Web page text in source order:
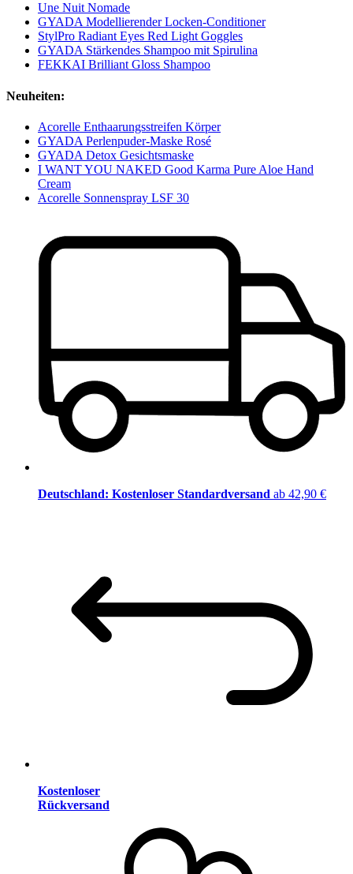
Une Nuit Nomade
GYADA Modellierender Locken-Conditioner
StylPro Radiant Eyes Red Light Goggles
GYADA Stärkendes Shampoo mit Spirulina
FEKKAI Brilliant Gloss Shampoo
Neuheiten:
Acorelle Enthaarungsstreifen Körper
GYADA Perlenpuder-Maske Rosé
GYADA Detox Gesichtsmaske
I WANT YOU NAKED Good Karma Pure Aloe Hand
Cream
Acorelle Sonnenspray LSF 30
Deutschland: Kostenloser Standardversand ab 42,90 €
Kostenloser
Rückversand